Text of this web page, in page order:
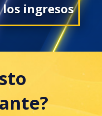
ingresos